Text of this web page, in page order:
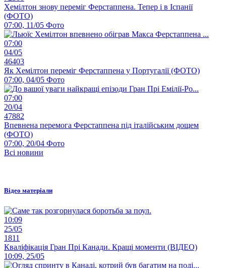
Хемілтон знову переміг Ферстаппена. Тепер і в Іспанії
(ФОТО)
07:00, 11/05 Фото
07:00
04/05
46403
Як Хемілтон переміг Ферстаппена у Португалії (ФОТО)
07:00, 04/05 Фото
07:00
20/04
47882
Впевнена перемога Ферстаппена під італійським дощем
(ФОТО)
07:00, 20/04 Фото
Всі новини
Відео матеріали
10:09
25/05
1811
Кваліфікація Гран Прі Канади. Кращі моменти (ВІДЕО)
10:09, 25/05